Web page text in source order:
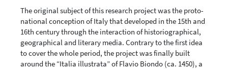
The original subject of this research project was the proto-
national conception of Italy that developed in the 15th and
16th century through the interaction of historiographical,
geographical and literary media. Contrary to the first idea
to cover the whole period, the project was finally built
around the “Italia illustrata” of Flavio Biondo (ca. 1450), a